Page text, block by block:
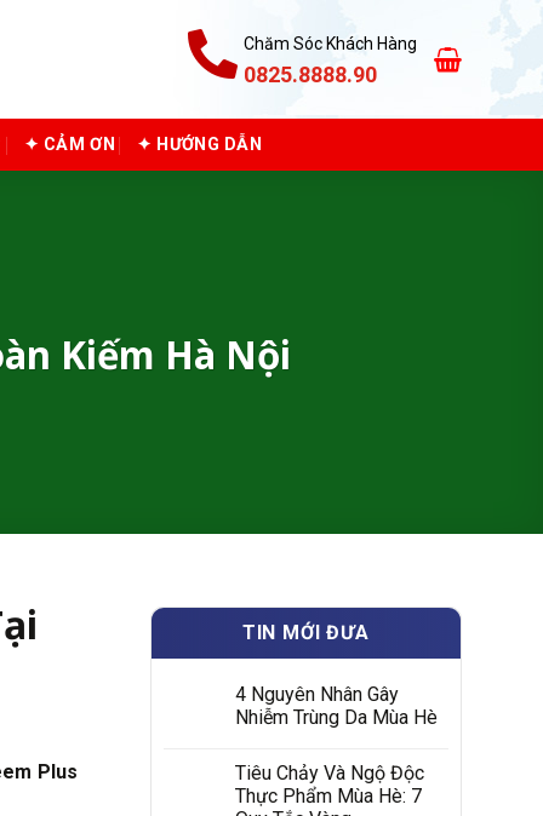
Chăm Sóc Khách Hàng
0825.8888.90
✦ CẢM ƠN ✦ HƯỚNG DẪN
Kiếm Hà Nội
Plus
TIN MỚI ĐƯA
4 Nguyên Nhân Gây
Nhiễm Trùng Da Mùa Hè
Tiêu Chảy Và Ngộ Độc
Thực Phẩm Mùa Hè: 7